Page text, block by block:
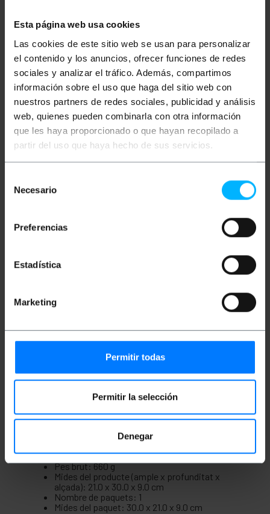
Esta página web usa cookies
Las cookies de este sitio web se usan para personalizar
el contenido y los anuncios, ofrecer funciones de redes
sociales y analizar el tráfico. Además, compartimos
información sobre el uso que haga del sitio web con
nuestros partners de redes sociales, publicidad y análisis
web, quienes pueden combinarla con otra información
que les haya proporcionado o que hayan recopilado a
partir del uso que haya hecho de sus servicios.
Necesario
Preferencias
Estadística
Marketing
Permitir todas
Permitir la selección
Denegar
Descripció
Caixa estanca de superfície per a connexions o
derivacions elèctriques. També, poden ser
utilitzades per a la instal·lacions de mecanismes
electrònics que hagin de quedar protegits de les
condicions climàtiques de l'exterior (segons codi IP
de cada model). Fabricades en material plàstic ABS,
són molt resistents i lleugeres, que fa que la
instal·lació sigui senzilla i ràpida, ja que es poden
amb diferents mides i formes que s'adapten a les
necessitats de cada instal·lació.
Caixa estanca de superfície rectangular per a
Mesures de la caixa 210x300x90mm (ample x
alt x llarg).
laterals disposa d'orificis pre-troquelats per a
Ideal per allotjar i protegir connexions o
Inclou cargols per fixar en paret i dues
Pes brut: 660 g
Mides del producte (ample x profunditat x
alçada): 21.0 x 30.0 x 9.0 cm
Nombre de paquets: 1
Mides del paquet: 30.0 x 21.0 x 9.0 cm